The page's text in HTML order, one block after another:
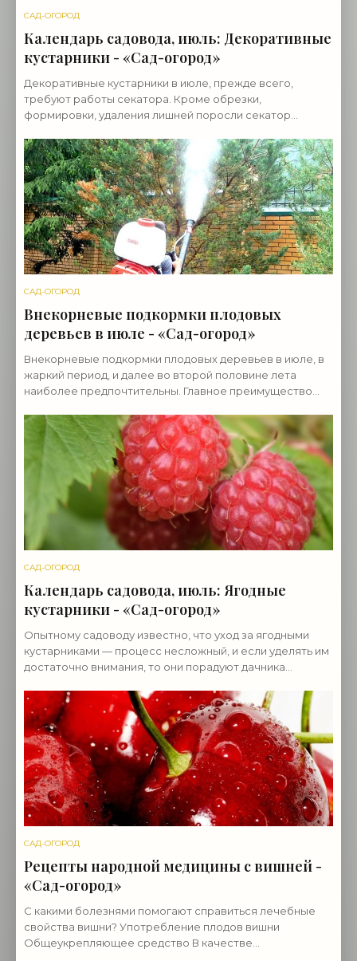
САД-ОГОРОД
Календарь садовода, июль: Декоративные
кустарники - «Сад-огород»
Декоративные кустарники в июле, прежде всего,
требуют работы секатора. Кроме обрезки,
формировки, удаления лишней поросли секатор
размножения. В июле
САД-ОГОРОД
Внекорневые подкормки плодовых
деревьев в июле - «Сад-огород»
Внекорневые подкормки плодовых деревьев в июле, в
жаркий период, и далее во второй половине лета
наиболее предпочтительны. Главное преимущество
САД-ОГОРОД
Календарь садовода, июль: Ягодные
кустарники - «Сад-огород»
Опытному садоводу известно, что уход за ягодными
кустарниками — процесс несложный, и если уделять им
достаточно внимания, то они порадуют дачника
летом
САД-ОГОРОД
Рецепты народной медицины с вишней -
«Сад-огород»
С какими болезнями помогают справиться лечебные
свойства вишни? Употребление плодов вишни
Общеукрепляющее средство В качестве